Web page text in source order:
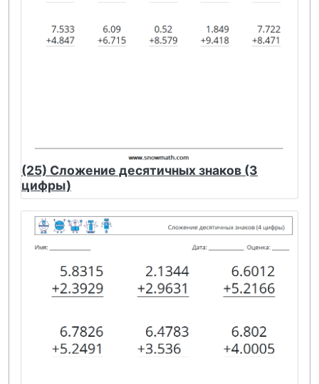
(25) Сложение десятичных знаков (3
цифры)